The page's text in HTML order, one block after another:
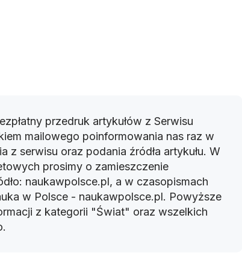
przedruk artykułów z Serwisu
mailowego poinformowania nas raz w
z serwisu oraz podania źródła artykułu. W
prosimy o zamieszczenie
naukawpolsce.pl, a w czasopismach
w Polsce - naukawpolsce.pl. Powyższe
z kategorii "Świat" oraz wszelkich